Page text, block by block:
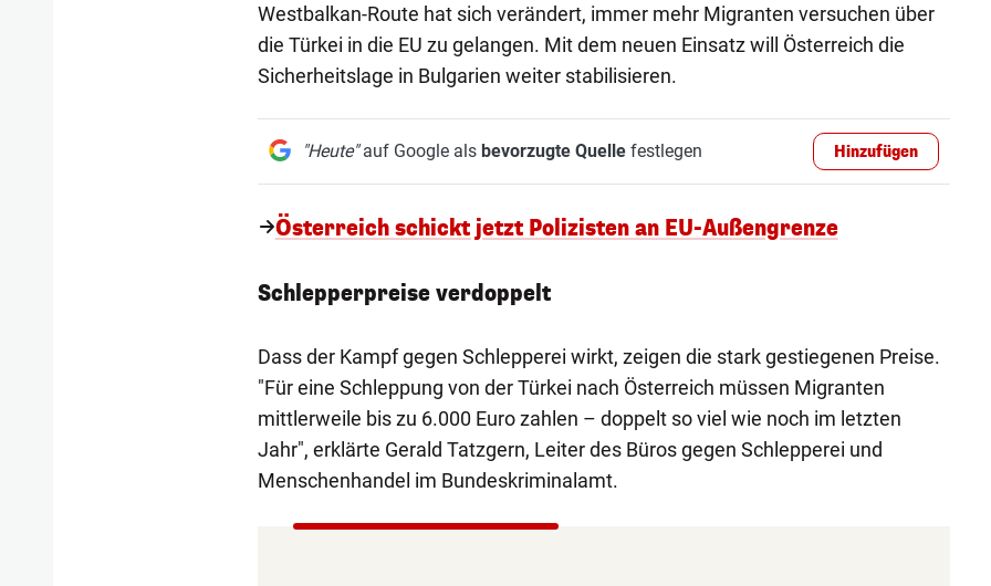
Westbalkan-Route hat sich verändert, immer mehr Migranten versuchen über
die Türkei in die EU zu gelangen. Mit dem neuen Einsatz will Österreich die
Sicherheitslage in Bulgarien weiter stabilisieren.
"Heute"auf Google als bevorzugte Quellefestlegen Hinzufügen
Österreich schickt jetzt Polizisten an EU-Außengrenze
Schlepperpreise verdoppelt
Dass der Kampf gegen Schlepperei wirkt, zeigen die stark gestiegenen Preise.
"Für eine Schleppung von der Türkei nach Österreich müssen Migranten
mittlerweile bis zu 6.000 Euro zahlen – doppelt so viel wie noch im letzten
Jahr", erklärte Gerald Tatzgern, Leiter des Büros gegen Schlepperei und
Menschenhandel im Bundeskriminalamt.